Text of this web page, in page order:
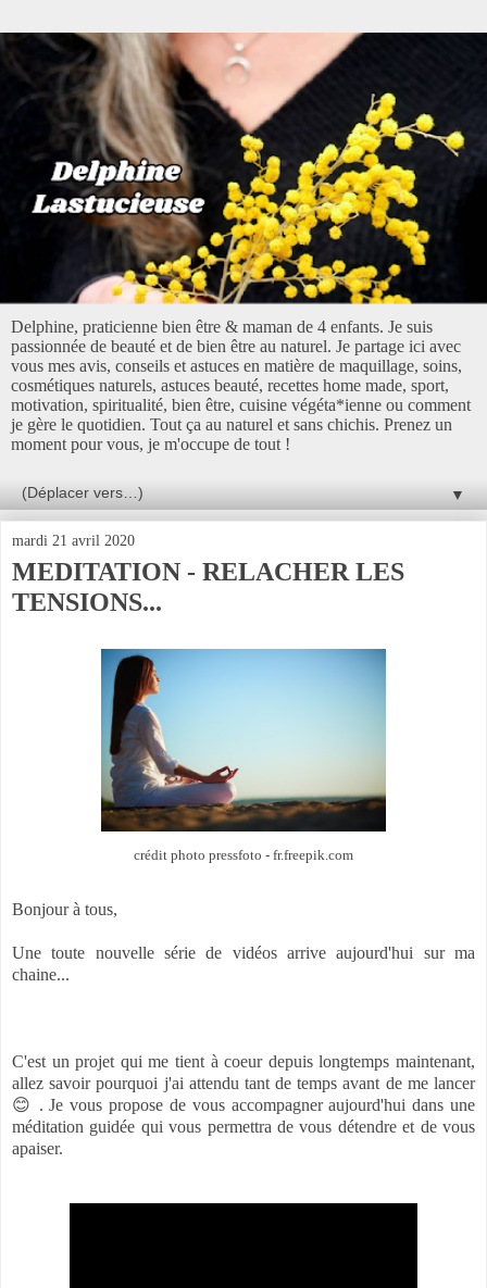
Delphine, praticienne bien être & maman de 4 enfants. Je suis
passionnée de beauté et de bien être au naturel. Je partage ici avec
vous mes avis, conseils et astuces en matière de maquillage, soins,
cosmétiques naturels, astuces beauté, recettes home made, sport,
motivation, spiritualité, bien être, cuisine végéta*ienne ou comment
je gère le quotidien. Tout ça au naturel et sans chichis. Prenez un
moment pour vous, je m'occupe de tout !
▼
mardi 21 avril 2020
MEDITATION - RELACHER LES
TENSIONS...
crédit photo pressfoto - fr.freepik.com
Bonjour à tous,
Une toute nouvelle série de vidéos arrive aujourd'hui sur ma
chaine...
C'est un projet qui me tient à coeur depuis longtemps maintenant,
allez savoir pourquoi j'ai attendu tant de temps avant de me lancer
😊 . Je vous propose de vous accompagner aujourd'hui dans une
méditation guidée qui vous permettra de vous détendre et de vous
apaiser.